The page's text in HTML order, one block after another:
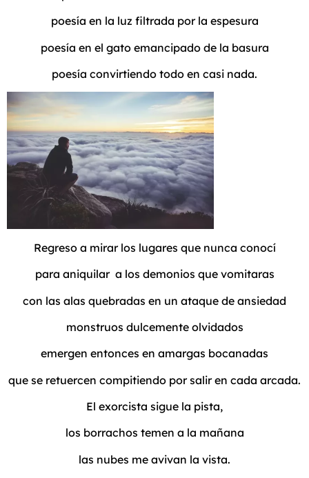
poesía en la luz filtrada por la espesura
poesía en el gato emancipado de la basura
poesía convirtiendo todo en casi nada.
Regreso a mirar los lugares que nunca conocí
para aniquilar a los demonios que vomitaras
con las alas quebradas en un ataque de ansiedad
monstruos dulcemente olvidados
emergen entonces en amargas bocanadas
que se retuercen compitiendo por salir en cada arcada.
El exorcista sigue la pista,
los borrachos temen a la mañana
las nubes me avivan la vista.